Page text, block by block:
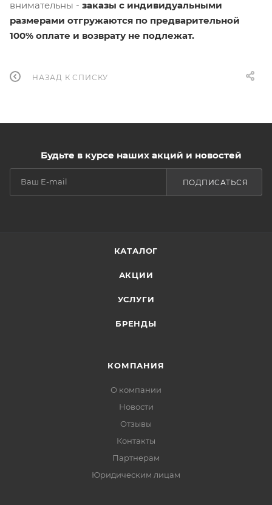
внимательны - заказы с индивидуальными
размерами отгружаются по предварительной
100% оплате и возврату не подлежат.
НАЗАД К СПИСКУ
Будьте в курсе наших акций и новостей
ПОДПИСАТЬСЯ
КАТАЛОГ
АКЦИИ
УСЛУГИ
БРЕНДЫ
КОМПАНИЯ
О компании
Новости
Отзывы
Контакты
Партнерам
Юридическим лицам